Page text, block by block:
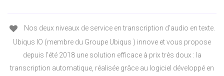
Nos deux niveaux de service en transcription d’audio en texte.
Ubiqus IO (membre du Groupe Ubiqus ) innove et vous propose
depuis l’été 2018 une solution efficace à prix très doux : la
transcription automatique, réalisée grâce au logiciel développé en